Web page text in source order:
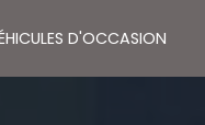
D'OCCASION